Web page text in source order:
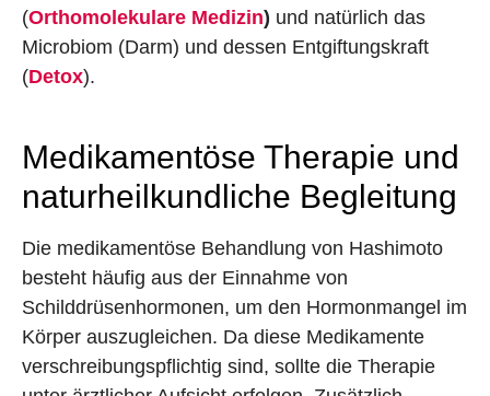
(Orthomolekulare Medizin) und natürlich das
Microbiom (Darm) und dessen Entgiftungskraft
(Detox).
Medikamentöse Therapie und
naturheilkundliche Begleitung
Die medikamentöse Behandlung von Hashimoto
besteht häufig aus der Einnahme von
Schilddrüsenhormonen, um den Hormonmangel im
Körper auszugleichen. Da diese Medikamente
verschreibungspflichtig sind, sollte die Therapie